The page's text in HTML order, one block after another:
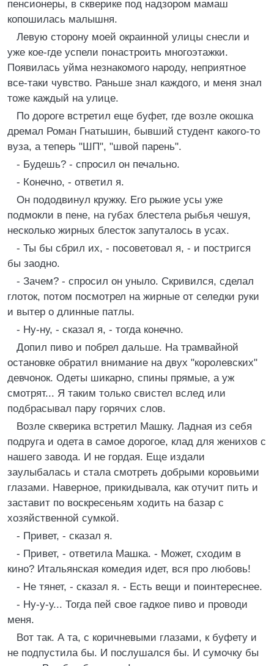
пенсионеры, в скверике под надзором мамаш
копошилась малышня.
Левую сторону моей окраинной улицы снесли и
уже кое-где успели понастроить многоэтажки.
Появилась уйма незнакомого народу, неприятное
все-таки чувство. Раньше знал каждого, и меня знал
тоже каждый на улице.
По дороге встретил еще буфет, где возле окошка
дремал Роман Гнатышин, бывший студент какого-то
вуза, а теперь "ШП", "швой парень".
- Будешь? - спросил он печально.
- Конечно, - ответил я.
Он пододвинул кружку. Его рыжие усы уже
подмокли в пене, на губах блестела рыбья чешуя,
несколько жирных блесток запуталось в усах.
- Ты бы сбрил их, - посоветовал я, - и постригся
бы заодно.
- Зачем? - спросил он уныло. Скривился, сделал
глоток, потом посмотрел на жирные от селедки руки
и вытер о длинные патлы.
- Ну-ну, - сказал я, - тогда конечно.
Допил пиво и побрел дальше. На трамвайной
остановке обратил внимание на двух "королевских"
девчонок. Одеты шикарно, спины прямые, а уж
смотрят... Я таким только свистел вслед или
подбрасывал пару горячих слов.
Возле скверика встретил Машку. Ладная из себя
подруга и одета в самое дорогое, клад для женихов с
нашего завода. И не гордая. Еще издали
заулыбалась и стала смотреть добрыми коровьими
глазами. Наверное, прикидывала, как отучит пить и
заставит по воскресеньям ходить на базар с
хозяйственной сумкой.
- Привет, - сказал я.
- Привет, - ответила Машка. - Может, сходим в
кино? Итальянская комедия идет, вся про любовь!
- Не тянет, - сказал я. - Есть вещи и поинтереснее.
- Ну-у-у... Тогда пей свое гадкое пиво и проводи
меня.
Вот так. А та, с коричневыми глазами, к буфету и
не подпустила бы. И послушался бы. И сумочку бы